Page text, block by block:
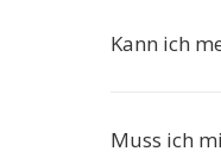
Kann ich
Muss ich